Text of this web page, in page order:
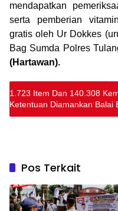
mendapatkan
serta pemberian
gratis oleh Ur Dokkes
Bag Sumda Polres
(Hartawan).
1.723 Item Dan 140.308
Ketentuan Diamankan Balai
Pos Terkait